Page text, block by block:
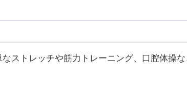
ストレッチや筋力トレーニング、口腔体操